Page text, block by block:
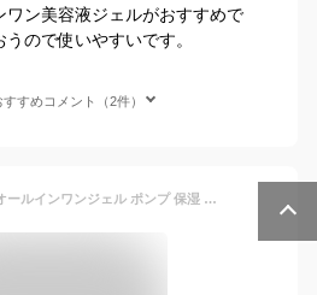
ン美容液ジェルがおすすめで
ので使いやすいです。
すめコメント（2件）
オールインワンゲル オールインワンジェル ポンプ 保湿 スキンケア 化粧水 乳液 美容液 クリーム 下地 化粧品 界面活性剤不使用 低刺激 産後 ミルポッシェオーガニクス オールインワンゲルクリーム【送料無料】